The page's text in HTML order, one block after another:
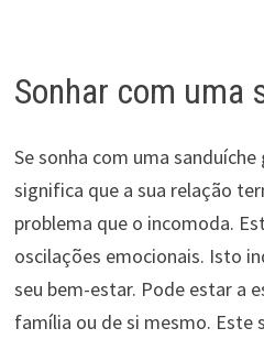
Sonhar com uma
Se sonha com uma
significa que a sua relação
problema que o incomoda.
oscilações emocionais. Isto
seu bem-estar. Pode estar a
família ou de si mesmo. Este